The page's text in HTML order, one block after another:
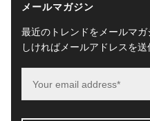
メールマガジン
最近のトレンドをメールマ
しければメールアドレスを送